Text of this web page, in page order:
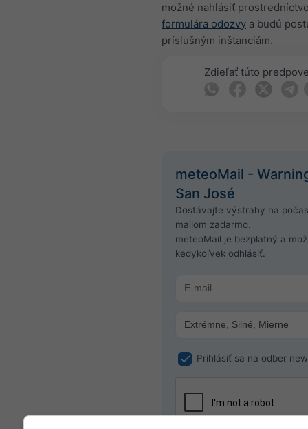
možné nahlásiť
formulára odozvy a budú
príslušným inštanciám.
Zdieľať túto
meteoMail -
San José
Dostávajte výstrahy na
mailom zadarmo.
meteoMail je bezplatný a
kedykoľvek odhlásiť.
Prihlásiť sa na odber